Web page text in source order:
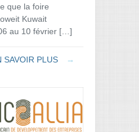
que la foire
Kuwait
au 10 février […]
SAVOIR PLUS →